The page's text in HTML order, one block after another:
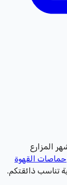
المزارع
حماصات القهوة
تناسب ذائقتكم.